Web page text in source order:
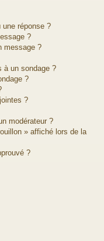
une réponse ?
?
message ?
à un sondage ?
?
?
modérateur ?
» affiché lors de la
?